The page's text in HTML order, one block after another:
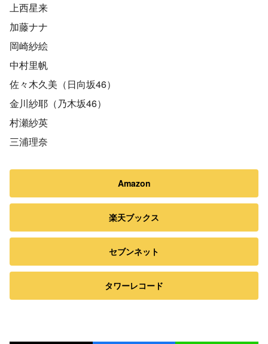
上西星来
加藤ナナ
岡崎紗絵
中村里帆
佐々木久美（日向坂46）
金川紗耶（乃木坂46）
村瀬紗英
三浦理奈
Amazon
楽天ブックス
セブンネット
タワーレコード